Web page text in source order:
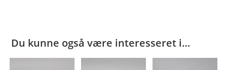
Du kunne også være interesseret i…